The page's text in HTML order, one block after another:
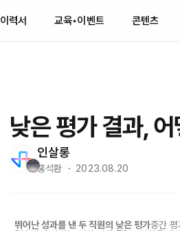
이력서 교육•이벤트 콘텐츠
낮은 평가 결과,
인살롱
홍석환 ・ 2023.08.20
뛰어난 성과를 낸 두 직원의 낮은 평가중간